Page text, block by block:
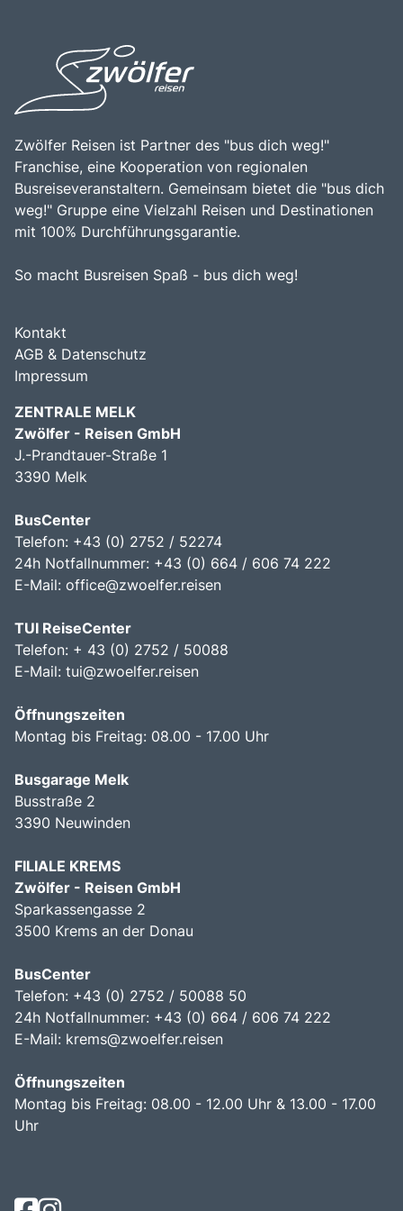
einzigartigen Region entdecken möchten.
Zwölfer Reisen ist Partner des "bus dich weg!"
Franchise, eine Kooperation von regionalen
Busreiseveranstaltern. Gemeinsam bietet die "bus dich
weg!" Gruppe eine Vielzahl Reisen und Destinationen
mit 100% Durchführungsgarantie.
So macht Busreisen Spaß - bus dich weg!
Kontakt
AGB & Datenschutz
Impressum
ZENTRALE MELK
Zwölfer - Reisen GmbH
J.-Prandtauer-Straße 1
3390 Melk
BusCenter
Telefon: +43 (0) 2752 / 52274
24h Notfallnummer: +43 (0) 664 / 606 74 222
E-Mail: office@zwoelfer.reisen
TUI ReiseCenter
Telefon: + 43 (0) 2752 / 50088
E-Mail: tui@zwoelfer.reisen
Öffnungszeiten
Montag bis Freitag: 08.00 - 17.00 Uhr
Busgarage Melk
Busstraße 2
3390 Neuwinden
FILIALE KREMS
Zwölfer - Reisen GmbH
Sparkassengasse 2
3500 Krems an der Donau
BusCenter
Telefon: +43 (0) 2752 / 50088 50
24h Notfallnummer: +43 (0) 664 / 606 74 222
E-Mail: krems@zwoelfer.reisen
Öffnungszeiten
Montag bis Freitag: 08.00 - 12.00 Uhr & 13.00 - 17.00
Uhr